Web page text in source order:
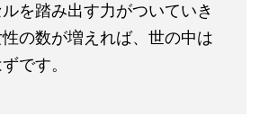
を踏み出す力がついていき
の数が増えれば、世の中は
です。